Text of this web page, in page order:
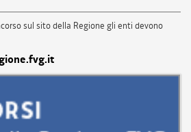
sul sito della Regione gli enti devono